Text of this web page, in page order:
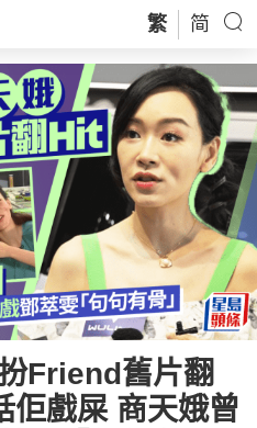
繁 简
Friend舊片翻
佢戲屎 商天娥曾